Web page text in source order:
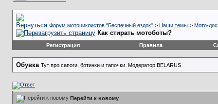
Форум мотоциклистов "Беспечный ездок" > Наши темы > Мото-
Как стирать мотоботы?
Регистрация Правила
Обувка Тут про сапоги, ботинки и тапочки. Модератор BELARUS
Перейти к новому